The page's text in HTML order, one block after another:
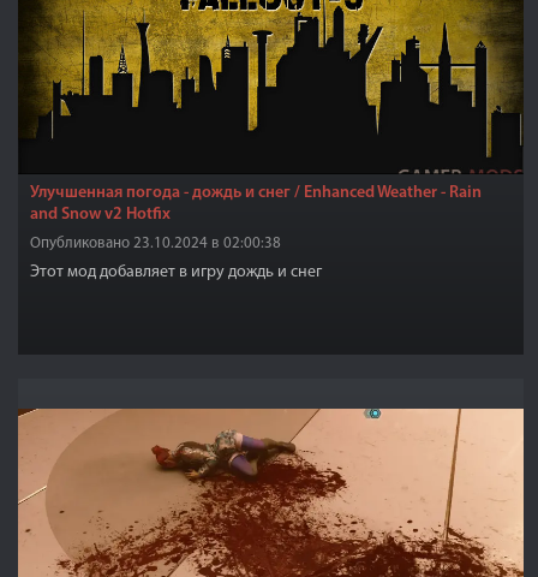
Улучшенная погода - дождь и снег / Enhanced Weather - Rain
and Snow v2 Hotfix
Опубликовано 23.10.2024 в 02:00:38
Этот мод добавляет в игру дождь и снег